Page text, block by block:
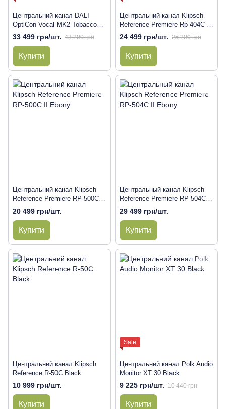
Центральний канал DALI
OptiCon Vocal MK2 Tobacco
Oak
33 499 грн/шт. 43 200 грн
Купити
Центральний канал Klipsch
Reference Premiere Rp-404C II
Ebony
24 499 грн/шт. 25 200 грн
Купити
Центральний канал Klipsch
Reference Premiere RP-500C II
Ebony
20 499 грн/шт.
Купити
Центральный канал Klipsch
Reference Premiere RP-504C II
Ebony
29 499 грн/шт.
Купити
Центральний канал Klipsch
Reference R-50C Black
10 999 грн/шт.
Купити
Sale
Центральний канал Polk Audio
Monitor XT 30 Black
9 225 грн/шт. 10 440 грн
Купити